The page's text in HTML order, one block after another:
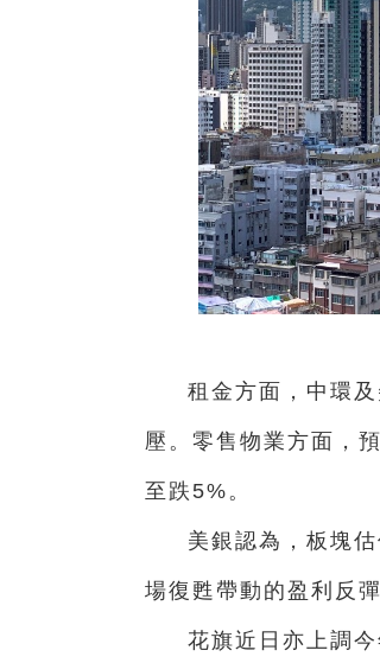
租金方面，中環
壓。零售物業方面，
至跌5%。
美銀認為，板塊
場復甦帶動的盈利反
花旗近日亦上調